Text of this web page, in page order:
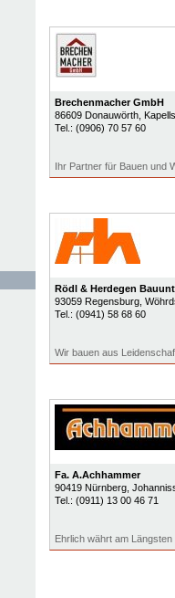
Brechenmacher GmbH
86609 Donauwörth,
Tel.: (0906) 70 57 60
Ihr Partner für Bauen und
Rödl & Herdegen
93059 Regensburg,
Tel.: (0941) 58 68 60
Wir bauen aus
Fa. A.Achhammer
90419 Nürnberg,
Tel.: (0911) 13 00 46 71
Ehrlich währt am Längsten